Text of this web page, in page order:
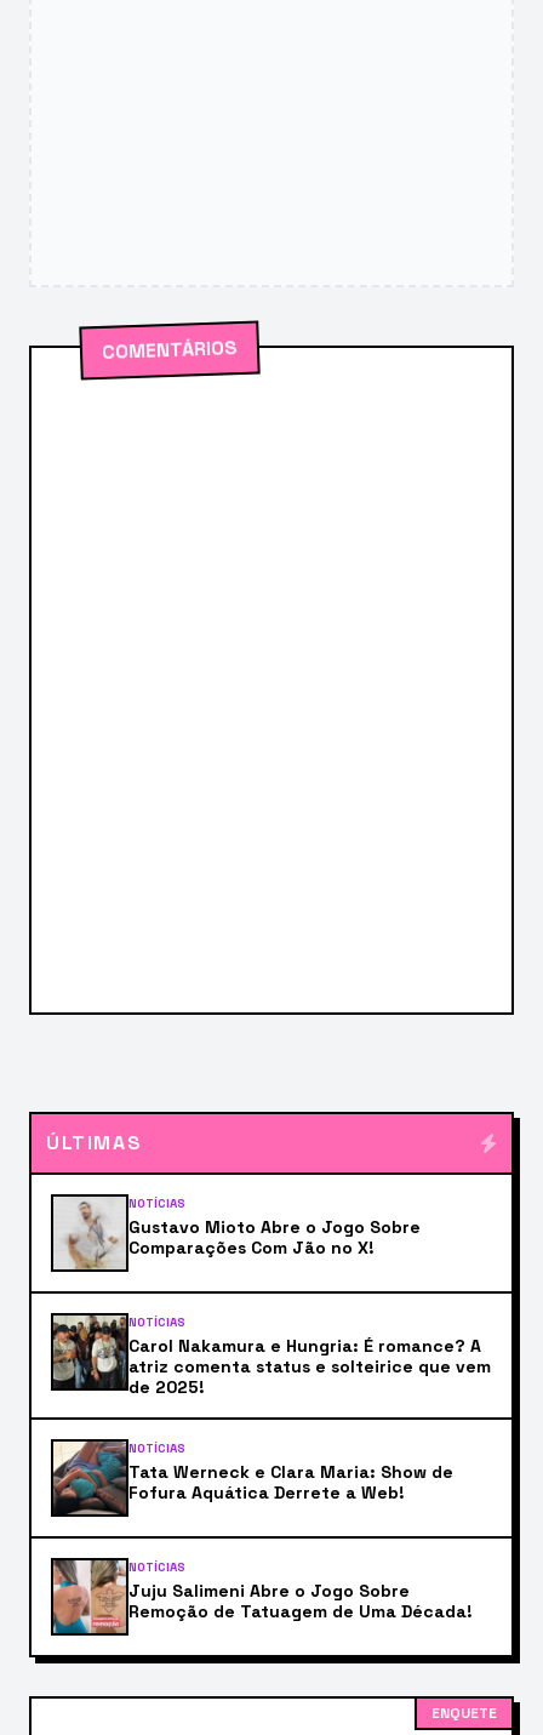
COMENTÁRIOS
ÚLTIMAS
NOTÍCIAS
Gustavo Mioto Abre o Jogo Sobre
Comparações Com Jão no X!
NOTÍCIAS
Carol Nakamura e Hungria: É romance? A
atriz comenta status e solteirice que vem
de 2025!
NOTÍCIAS
Tata Werneck e Clara Maria: Show de
Fofura Aquática Derrete a Web!
NOTÍCIAS
Juju Salimeni Abre o Jogo Sobre
Remoção de Tatuagem de Uma Década!
ENQUETE